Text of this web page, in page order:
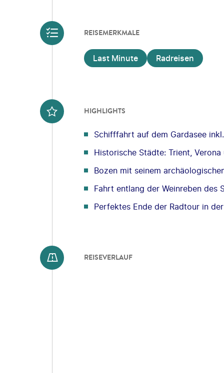
REISEMERKMALE
Last Minute Radreisen
HIGHLIGHTS
Schifffahrt auf dem Gardasee
Historische Städte: Trient, Verona
Bozen mit seinem
Fahrt entlang der Weinreben des
Perfektes Ende der Radtour in
REISEVERLAUF